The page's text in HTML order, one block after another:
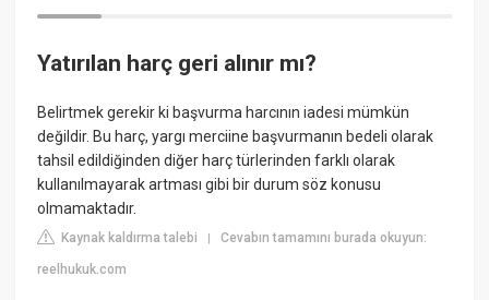
Yatırılan harç geri alınır mı?
Belirtmek gerekir ki başvurma harcının iadesi mümkün
değildir. Bu harç, yargı merciine başvurmanın bedeli olarak
tahsil edildiğinden diğer harç türlerinden farklı olarak
kullanılmayarak artması gibi bir durum söz konusu
olmamaktadır.
Kaynak kaldırma talebi |Cevabın tamamını burada okuyun:
reelhukuk.com